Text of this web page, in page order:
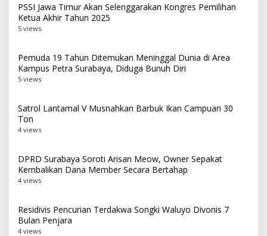
PSSI Jawa Timur Akan Selenggarakan Kongres Pemilihan
Ketua Akhir Tahun 2025
5 views
Pemuda 19 Tahun Ditemukan Meninggal Dunia di Area
Kampus Petra Surabaya, Diduga Bunuh Diri
5 views
Satrol Lantamal V Musnahkan Barbuk Ikan Campuan 30
Ton
4 views
DPRD Surabaya Soroti Arisan Meow, Owner Sepakat
Kembalikan Dana Member Secara Bertahap
4 views
Residivis Pencurian Terdakwa Songki Waluyo Divonis 7
Bulan Penjara
4 views